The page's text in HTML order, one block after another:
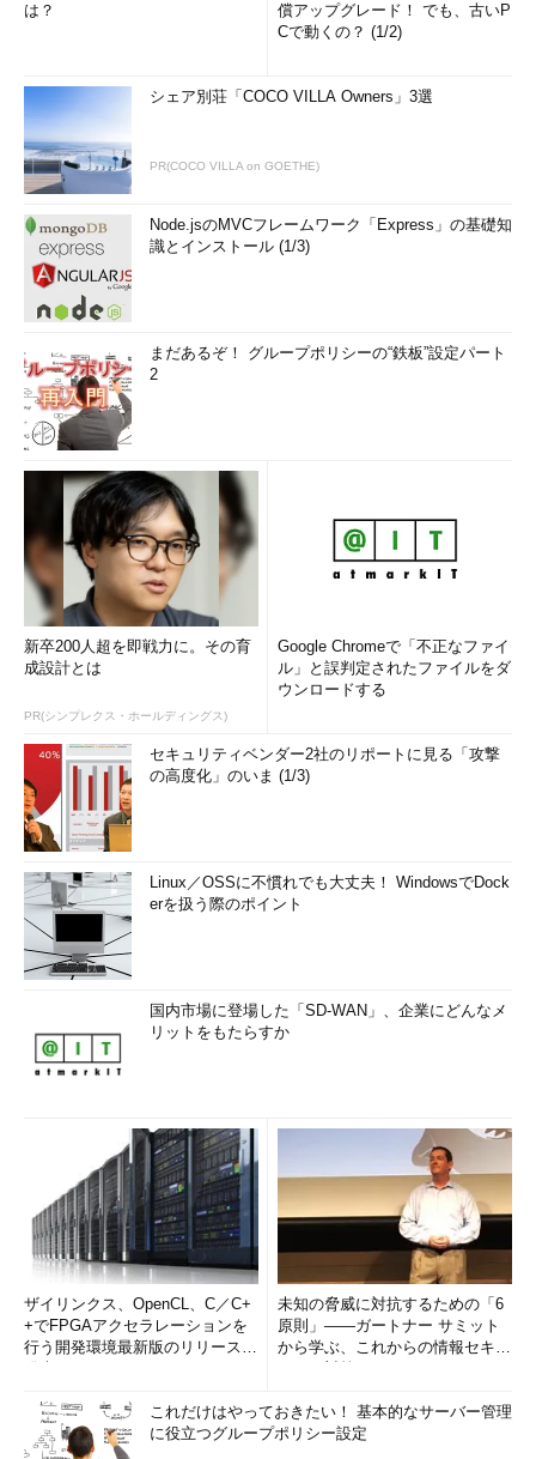
は？
償アップグレード！ でも、古いP
Cで動くの？ (1/2)
シェア別荘「COCO VILLA Owners」3選
PR(COCO VILLA on GOETHE)
Node.jsのMVCフレームワーク「Express」の基礎知
識とインストール (1/3)
まだあるぞ！ グループポリシーの“鉄板”設定パート
2
新卒200人超を即戦力に。その育
成設計とは
PR(シンプレクス・ホールディングス)
Google Chromeで「不正なファイ
ル」と誤判定されたファイルをダ
ウンロードする
セキュリティベンダー2社のリポートに見る「攻撃
の高度化」のいま (1/3)
Linux／OSSに不慣れでも大丈夫！ WindowsでDock
erを扱う際のポイント
国内市場に登場した「SD-WAN」、企業にどんなメ
リットをもたらすか
ザイリンクス、OpenCL、C／C+
+でFPGAアクセラレーションを
行う開発環境最新版のリリースを
未知の脅威に対抗するための「6
原則」――ガートナー サミット
から学ぶ、これからの情報セキュ
これだけはやっておきたい！ 基本的なサーバー管理
に役立つグループポリシー設定